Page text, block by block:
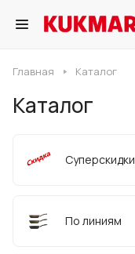
Главная Каталог
Каталог
Суперскидки
По линиям